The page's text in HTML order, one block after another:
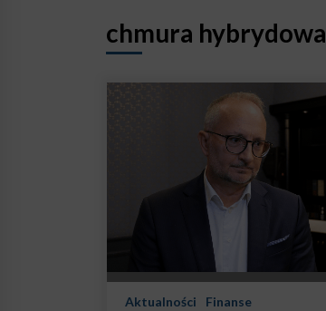
chmura hybrydowa
Aktualności
Finanse